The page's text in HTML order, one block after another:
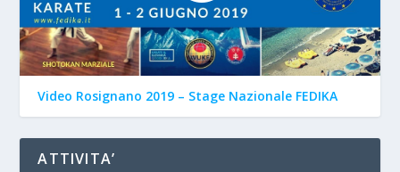
Video Rosignano 2019 – Stage Nazionale FEDIKA
ATTIVITA’